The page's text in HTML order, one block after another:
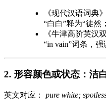
《现代汉语词典
“白白”释为“徒然
《牛津高阶英汉
“in vain”词条，强
2. 形容颜色或状态：洁
英文对应： pure white;